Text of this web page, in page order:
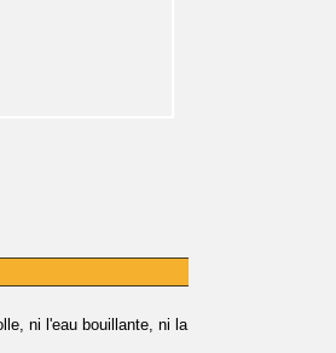
ni l'eau bouillante, ni la